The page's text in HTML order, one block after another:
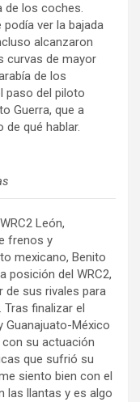
de los coches.
podía ver la bajada
alcanzaron
curvas de mayor
de los
paso del piloto
Guerra, que a
de qué hablar.
León,
frenos y
mexicano, Benito
posición del WRC2,
de sus rivales para
finalizar el
Guanajuato-México
su actuación
que sufrió su
siento bien con el
las llantas y es algo